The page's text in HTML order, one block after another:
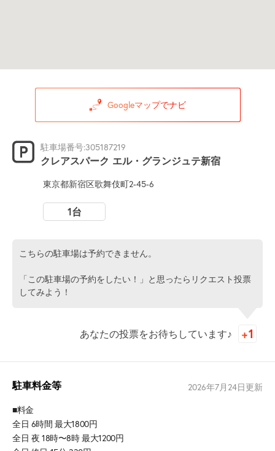
Googleマップでナビ
駐車場番号:305187219
クレアスパーク エル・グランジュテ新宿
東京都新宿区歌舞伎町2-45-6
1台
こちらの駐車場は予約できません。
「この駐車場の予約をしたい！」と思ったらリクエスト投票
してみよう！
あなたの投票をお待ちしています♪
駐車料金等 2026年7月24日更新
■料金
全日 6時間 最大1800円
全日 夜 18時〜8時 最大1200円